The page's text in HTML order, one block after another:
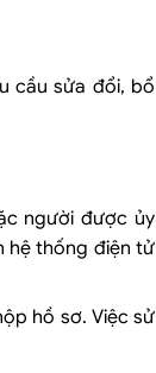
cầu sửa đổi, bổ
người được ủy
hệ thống điện tử
hồ sơ. Việc sử